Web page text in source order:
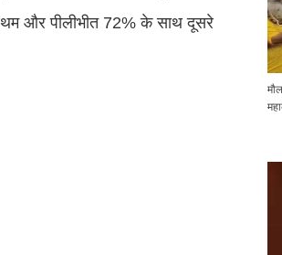
और पीलीभीत 72% के साथ दूसरे